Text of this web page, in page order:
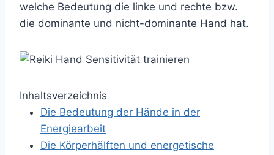
welche Bedeutung die linke und rechte bzw.
die dominante und nicht-dominante Hand hat.
Inhaltsverzeichnis
Die Bedeutung der Hände in der
Energiearbeit
Die Körperhälften und energetische